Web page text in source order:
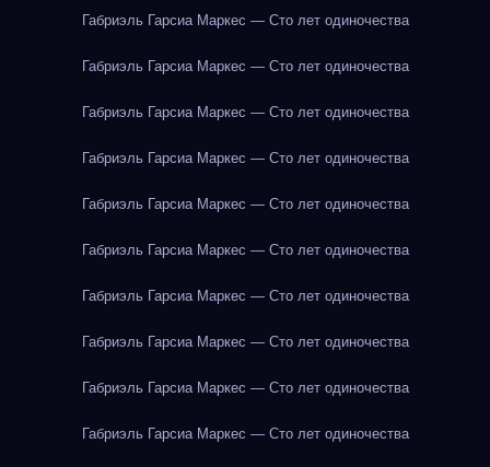
Габриэль Гарсиа Маркес — Сто лет одиночества
Габриэль Гарсиа Маркес — Сто лет одиночества
Габриэль Гарсиа Маркес — Сто лет одиночества
Габриэль Гарсиа Маркес — Сто лет одиночества
Габриэль Гарсиа Маркес — Сто лет одиночества
Габриэль Гарсиа Маркес — Сто лет одиночества
Габриэль Гарсиа Маркес — Сто лет одиночества
Габриэль Гарсиа Маркес — Сто лет одиночества
Габриэль Гарсиа Маркес — Сто лет одиночества
Габриэль Гарсиа Маркес — Сто лет одиночества